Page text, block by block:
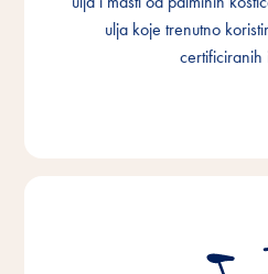
ulja koje trenutno
certificiranih